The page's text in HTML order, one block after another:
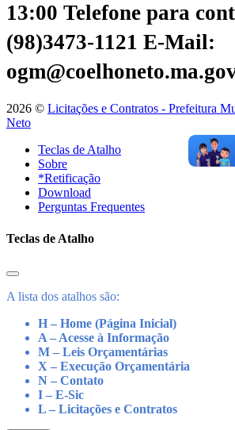
13:00 Telefone para
(98)3473-1121 E-Mail:
2026 © Licitações e Contratos - Prefeitura
Neto
Teclas de Atalho
Sobre
*Retificação
Download
Perguntas Frequentes
Teclas de Atalho
A lista dos atalhos são:
H – Home (Página Inicial)
A – Acesse à Informação
M – Leis Orçamentárias
X – Execução Orçamentária
N – Contato
I – E-Sic
L – Licitações e Contratos